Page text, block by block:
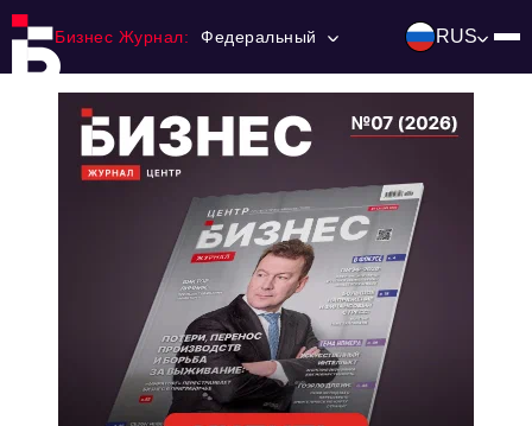
Бизнес Журнал: Федеральный RUS